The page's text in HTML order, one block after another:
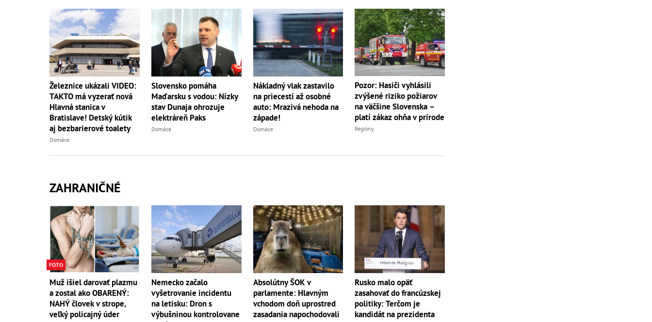
Železnice ukázali VIDEO:
TAKTO má vyzerať nová
Hlavná stanica v
Bratislave! Detský kútik
aj bezbarierové toalety
Domáce
Slovensko pomáha
Maďarsku s vodou: Nízky
stav Dunaja ohrozuje
elektráreň Paks
Domáce
Nákladný vlak zastavilo
na priecestí až osobné
auto: Mrazivá nehoda na
západe!
Domáce
Pozor: Hasiči vyhlásili
zvýšené riziko požiarov
na väčšine Slovenska –
platí zákaz ohňa v prírode
Regióny
ZAHRANIČNÉ
FOTO
Muž išiel darovať plazmu
a zostal ako OBARENÝ:
NAHÝ človek v strope,
veľký policajný úder
Nemecko začalo
vyšetrovanie incidentu
na letisku: Dron s
výbušninou kontrolovane
Absolútny ŠOK v
parlamente: Hlavným
vchodom doň uprostred
zasadania napochodovali
Rusko malo opäť
zasahovať do francúzskej
politiky: Terčom je
kandidát na prezidenta